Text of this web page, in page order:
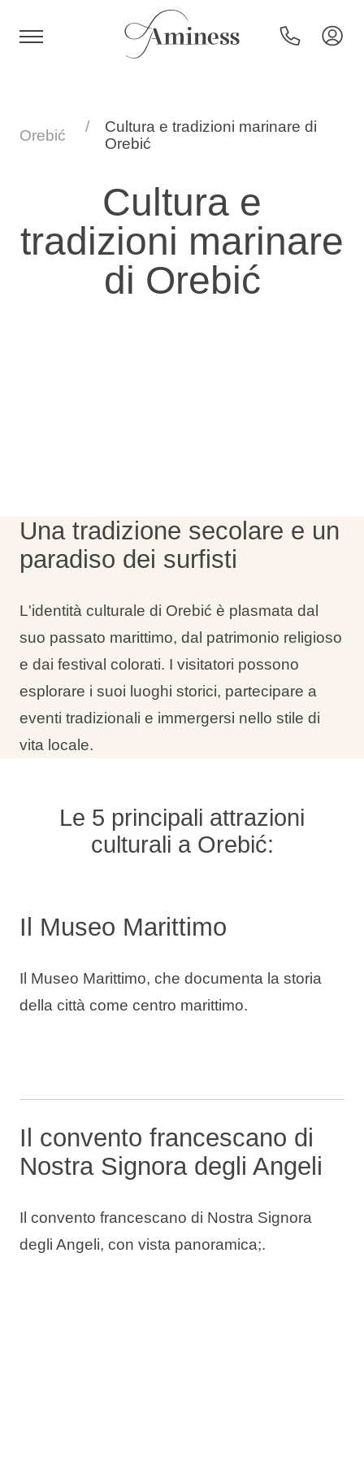
Hotel e resort
Campeggi
Offerte speciali
Programma Ami Loyalty
Blog
Orebić
Cultura e tradizioni marinare di
Orebić
Cultura e
tradizioni marinare
di Orebić
Una tradizione secolare e un
paradiso dei surfisti
L'identità culturale di Orebić è plasmata dal
suo passato marittimo, dal patrimonio religioso
e dai festival colorati. I visitatori possono
esplorare i suoi luoghi storici, partecipare a
eventi tradizionali e immergersi nello stile di
vita locale.
Le 5 principali attrazioni
culturali a Orebić:
Il Museo Marittimo
Il Museo Marittimo, che documenta la storia
della città come centro marittimo.
Il convento francescano di
Nostra Signora degli Angeli
Il convento francescano di Nostra Signora
degli Angeli, con vista panoramica;.